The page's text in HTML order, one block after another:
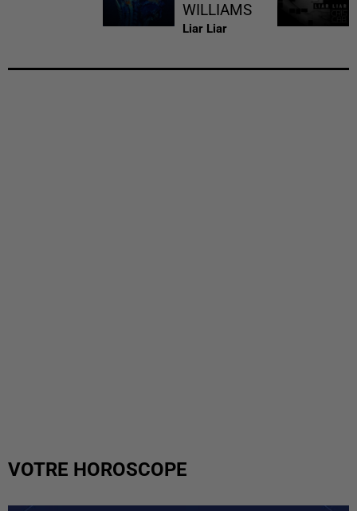
WILLIAMS
Liar Liar
VOTRE HOROSCOPE